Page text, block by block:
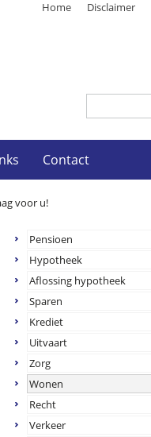
Home Disclaimer
voor u!
Pensioen
Hypotheek
Aflossing hypotheek
Sparen
Krediet
Uitvaart
Zorg
Wonen
Recht
Verkeer
Contact